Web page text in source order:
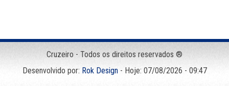
Cruzeiro - Todos os direitos reservados ®
Desenvolvido por: Rok Design- Hoje: 07/08/2026 - 09:47